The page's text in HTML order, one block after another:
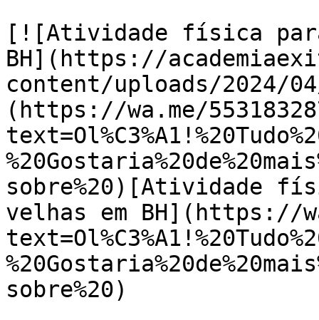
[![Atividade física para
BH](https://
content/uploads/2024/
(https://wa.me/
sobre%20)[Atividade
velhas em BH](https://
sobre%20)